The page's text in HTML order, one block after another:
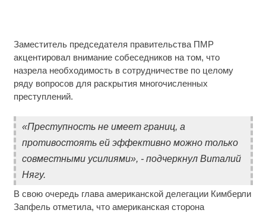
Заместитель председателя правительства ПМР
акцентировал внимание собеседников на том, что
назрела необходимость в сотрудничестве по целому
ряду вопросов для раскрытия многочисленных
преступлений.
«Преступность не имеет границ, а
противостоять ей эффективно можно только
совместными усилиями», - подчеркнул Виталий
Нягу.
В свою очередь глава американской делегации Кимберли
Запфель отметила, что американская сторона